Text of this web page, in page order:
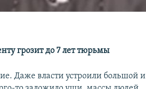
грозит до 7 лет тюрьмы
Даже власти устроили большой и